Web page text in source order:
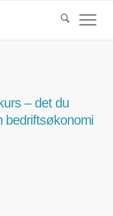
– det du
bedriftsøkonomi